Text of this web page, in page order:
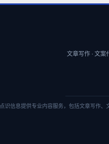
文章写作 · 文案
点识信息提供专业内容服务，包括文章写作